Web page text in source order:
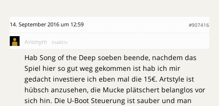
14. September 2016 um 12:59 #907416
Anonym Inaktiv
Hab Song of the Deep soeben beende, nachdem das
Spiel hier so gut weg gekommen ist hab ich mir
gedacht investiere ich eben mal die 15€. Artstyle ist
hübsch anzusehen, die Mucke plätschert belanglos vor
sich hin. Die U-Boot Steuerung ist sauber und man